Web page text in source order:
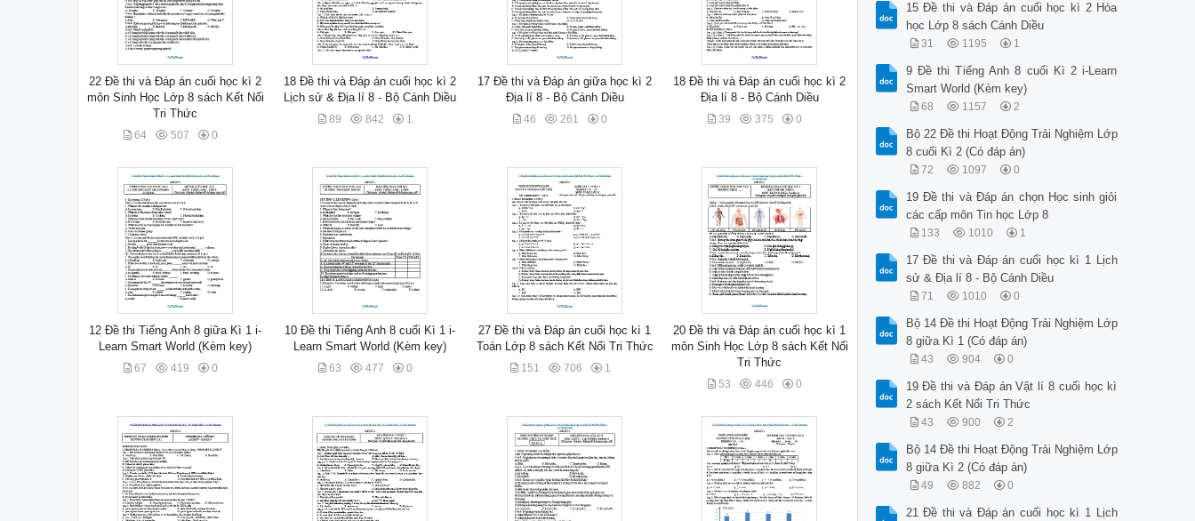
22 Đề thi và Đáp án cuối học kì 2
môn Sinh Học Lớp 8 sách Kết Nối
Tri Thức
64 507 0
18 Đề thi và Đáp án cuối học kì 2
Lịch sử & Địa lí 8 - Bộ Cánh Diều
89 842 1
17 Đề thi và Đáp án giữa học kì 2
Địa lí 8 - Bộ Cánh Diều
46 261 0
18 Đề thi và Đáp án cuối học kì 2
Địa lí 8 - Bộ Cánh Diều
39 375 0
12 Đề thi Tiếng Anh 8 giữa Kì 1 i-
Learn Smart World (Kèm key)
67 419 0
10 Đề thi Tiếng Anh 8 cuối Kì 1 i-
Learn Smart World (Kèm key)
63 477 0
27 Đề thi và Đáp án cuối học kì 1
Toán Lớp 8 sách Kết Nối Tri Thức
151 706 1
20 Đề thi và Đáp án cuối học kì 1
môn Sinh Học Lớp 8 sách Kết Nối
Tri Thức
53 446 0
15 Đề thi và Đáp án cuối học kì 2 Hóa
học Lớp 8 sách Cánh Diều
31 1195 1
9 Đề thi Tiếng Anh 8 cuối Kì 2 i-Learn
Smart World (Kèm key)
68 1157 2
Bộ 22 Đề thi Hoạt Động Trải Nghiệm Lớp
8 cuối Kì 2 (Có đáp án)
72 1097 0
19 Đề thi và Đáp án chọn Học sinh giỏi
các cấp môn Tin học Lớp 8
133 1010 1
17 Đề thi và Đáp án cuối học kì 1 Lịch
sử & Địa lí 8 - Bộ Cánh Diều
71 1010 0
Bộ 14 Đề thi Hoạt Động Trải Nghiệm Lớp
8 giữa Kì 1 (Có đáp án)
43 904 0
19 Đề thi và Đáp án Vật lí 8 cuối học kì
2 sách Kết Nối Tri Thức
43 900 2
Bộ 14 Đề thi Hoạt Động Trải Nghiệm Lớp
8 giữa Kì 2 (Có đáp án)
49 882 0
21 Đề thi và Đáp án cuối học kì 1 Lịch